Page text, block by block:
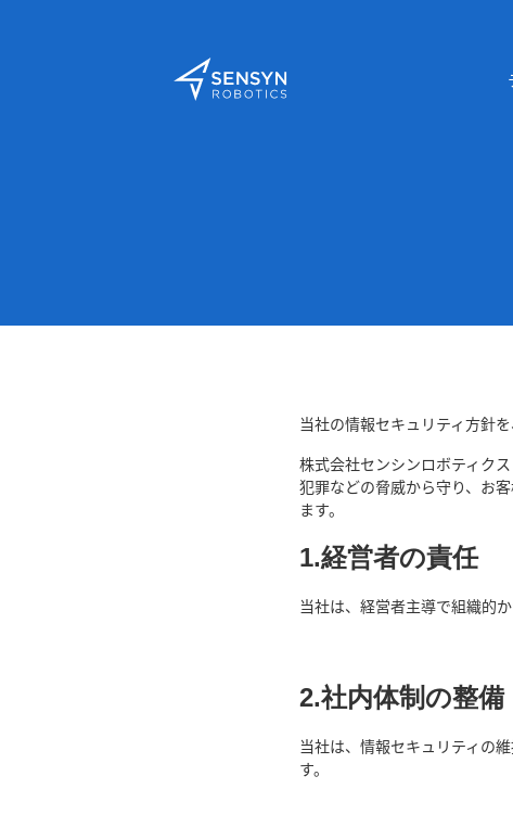
当社の情報セキュリティ方針
株式会社センシンロボティク
犯罪などの脅威から守り、お
ます。
1.経営者の責任
当社は、経営者主導で組織的
2.社内体制の整備
当社は、情報セキュリティの
す。